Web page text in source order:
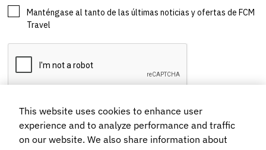
This website uses cookies to enhance user
experience and to analyze performance and traffic
on our website. We also share information about